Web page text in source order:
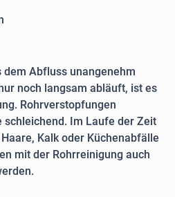
dem Abfluss unangenehm
noch langsam abläuft, ist es
Rohrverstopfungen
Im Laufe der Zeit
Kalk oder Küchenabfälle
mit der Rohrreinigung auch